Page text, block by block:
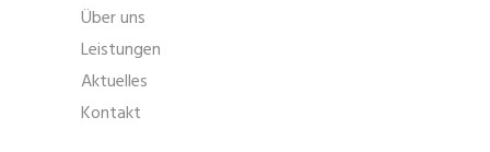
Über uns
Leistungen
Aktuelles
Kontakt